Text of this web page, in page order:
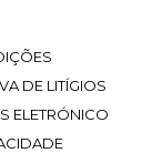
DE LITÍGIOS
ELETRÓNICO